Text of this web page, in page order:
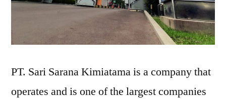
PT. Sari Sarana Kimiatama is a company that
operates and is one of the largest companies